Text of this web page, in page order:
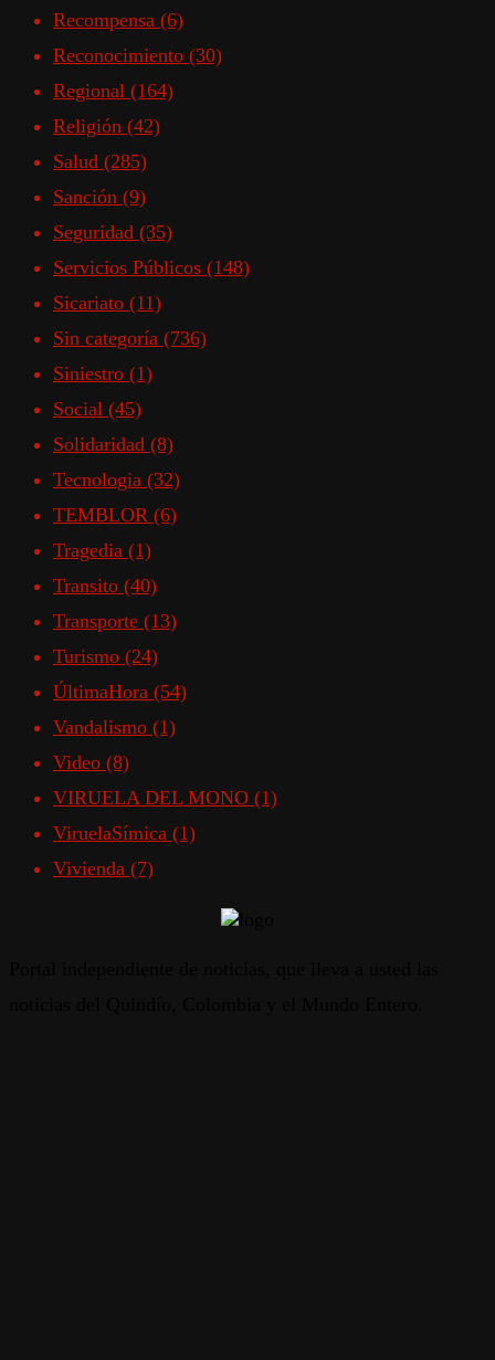
Recompensa (6)
Reconocimiento (30)
Regional (164)
Religión (42)
Salud (285)
Sanción (9)
Seguridad (35)
Servicios Públicos (148)
Sicariato (11)
Sin categoría (736)
Siniestro (1)
Social (45)
Solidaridad (8)
Tecnologia (32)
TEMBLOR (6)
Tragedia (1)
Transito (40)
Transporte (13)
Turismo (24)
ÚltimaHora (54)
Vandalismo (1)
Video (8)
VIRUELA DEL MONO (1)
ViruelaSímica (1)
Vivienda (7)